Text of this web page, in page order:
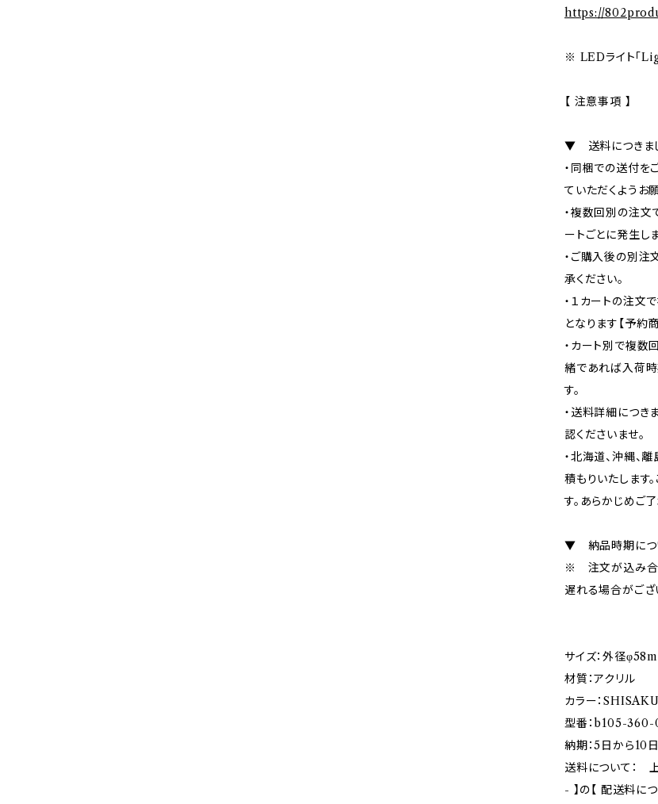
https://
※ LEDライト「
【 注意事項 】
▼ 送料につきま
・同梱での送付を
ていただくようお
・複数回別の注文
ートごとに発生しま
・ご購入後の別注
承ください。
・１カートの注文
となります【予約
・カート別で複数
緒であれば入荷時
す。
・送料詳細につき
認くださいませ。
・北海道、沖縄、
積もりいたします
す。あらかじめご
▼ 納品時期につ
※ 注文が込み合
遅れる場合がござ
サイズ：外径
材質：アクリル
カラー：
型番：b105-
納期：5日から10
送料について：
- 】の【 配送料に